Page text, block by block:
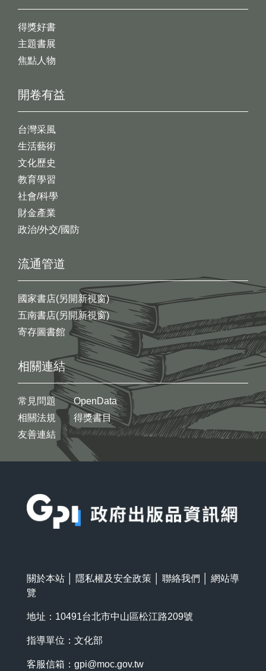
開卷有益
台灣采風
生活藝術
文化歷史
教育學習
社會/科學
財金產業
政治/外交/國防
得獎好書
主題書展
焦點人物
流通管道
國家書店(另開新視窗)
五南書店(另開新視窗)
寄存圖書館
相關連結
常見問題
相關法規
友善連結
OpenData
得獎書目
關於本站 隱私權及安全政策 聯絡我們
網站導
覽
地址：10491台北市中山區松江路209號
指導單位：文化部
客服信箱： gpi@moc.gov.tw